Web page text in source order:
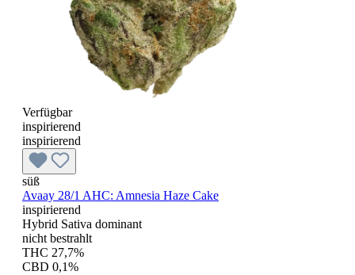
Verfügbar
inspirierend
inspirierend
süß
Avaay 28/1 AHC: Amnesia Haze Cake
inspirierend
Hybrid Sativa dominant
nicht bestrahlt
THC 27,7%
CBD 0,1%